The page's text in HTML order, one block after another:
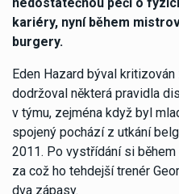
kariéry, nyní během
burgery.
Eden Hazard býval
dodržoval některá pravidla
v týmu, zejména když byl
spojený pochází z utkání
2011. Po vystřídání si
za což ho tehdejší trenér
dva zápasy.